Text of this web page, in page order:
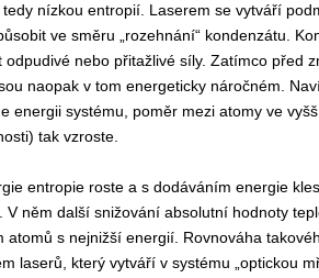
nízkou entropií. Laserem se vytváří
ve směru „rozehnání“ kondenzátu.
nebo přitažlivé síly. Zatímco před
naopak v tom energeticky náročném.
energii systému, poměr mezi atomy ve
tak vzroste.
entropie roste a s dodáváním energie
něm další snižování absolutní hodnoty
s nejnižší energií. Rovnováha
laserů, který vytváří v systému „optickou